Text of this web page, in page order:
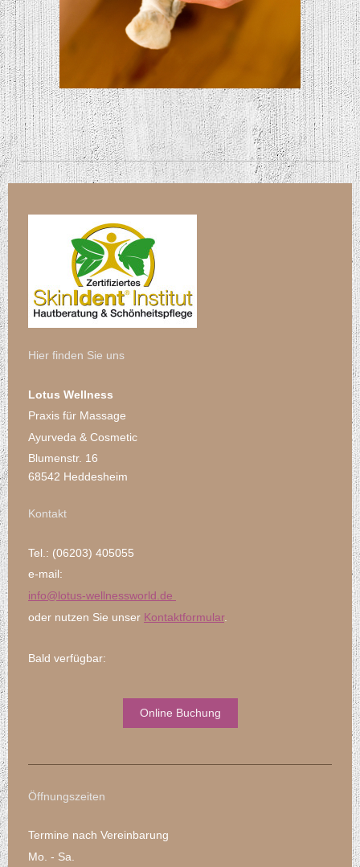
Hier finden Sie uns
Lotus Wellness
Praxis für Massage
Ayurveda & Cosmetic
Blumenstr. 16
68542 Heddesheim
Kontakt
Tel.: (06203) 405055
e-mail:
info@lotus-wellnessworld.de
oder nutzen Sie unser Kontaktformular.
Bald verfügbar:
Online Buchung
Öffnungszeiten
Termine nach Vereinbarung
Mo. - Sa.